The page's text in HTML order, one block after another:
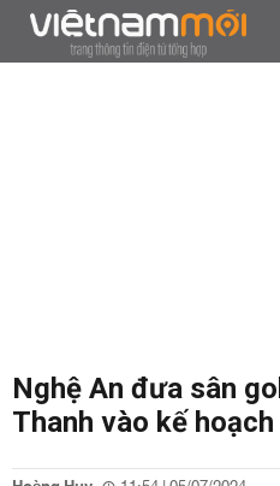
Nghệ An đưa sân
Thanh vào kế